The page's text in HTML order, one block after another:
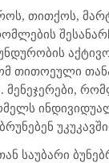
თითქოს,
თითოეული
მენეჯერები,
საუბარი